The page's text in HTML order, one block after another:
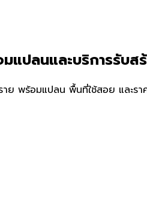
ปลนและบริการรับส
พร้อมแปลน พื้นที่ใช้สอย และร